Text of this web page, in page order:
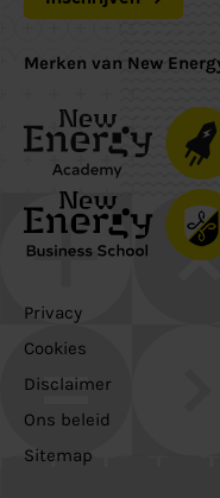
Merken van New
Privacy
Cookies
Disclaimer
Ons beleid
Sitemap